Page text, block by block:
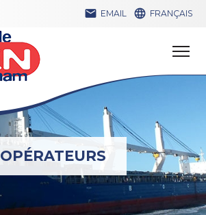
 EMAIL  FRANÇAIS
OPÉRATEURS